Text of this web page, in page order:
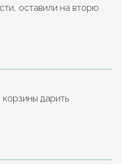
оставили на вторю
дарить